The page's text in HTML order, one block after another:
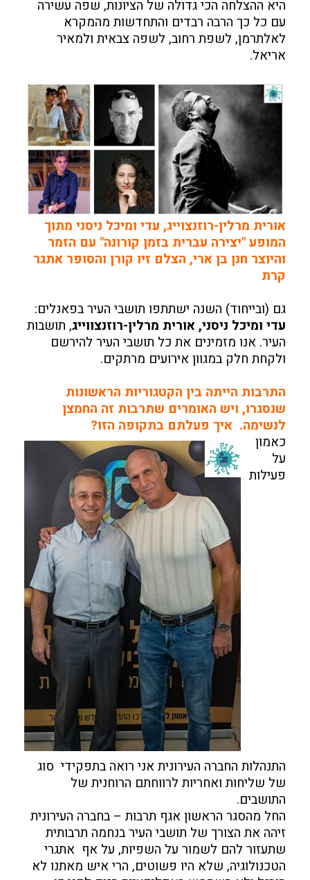
היא ההצלחה הכי גדולה של הציונות, שפה עשירה
עם כל כך הרבה רבדים והתחדשות מהמקרא
לאלתרמן, לשפת רחוב, לשפה צבאית ולמאיר
אריאל.
אורית מרלין-רוזנצוייג, עדי ומיכל ניסני מתוך
המופע "יצירה עברית בזמן קורונה" עם הזמר
והיוצר חנן בן ארי, הצלם זיו קורן והסופר אתגר
קרת
גם (ובייחוד) השנה ישתתפו תושבי העיר בפאנלים:
עדי ומיכל ניסני, אורית מרלין-רוזנצווייג, תושבות
העיר. אנו מזמינים את כל תושבי העיר להירשם
ולקחת חלק במגוון אירועים מרתקים.
התרבות הייתה בין הקטגוריות הראשונות
שנסגרו, ויש האומרים שתרבות זה החמצן
לנשימה. איך פעלתם בתקופה הזו?
כאמון
על
פעילות
התנהלות החברה העירונית אני רואה בתפקידי סוג
של שליחות ואחריות לרווחתם הרוחנית של
התושבים.
החל מהסגר הראשון אגף תרבות – בחברה העירונית
זיהה את הצורך של תושבי העיר בנחמה תרבותית
שתעזור להם לשמור על השפיות, על אף אתגרי
הטכנולוגיה, שלא היו פשוטים, הרי איש מאתנו לא